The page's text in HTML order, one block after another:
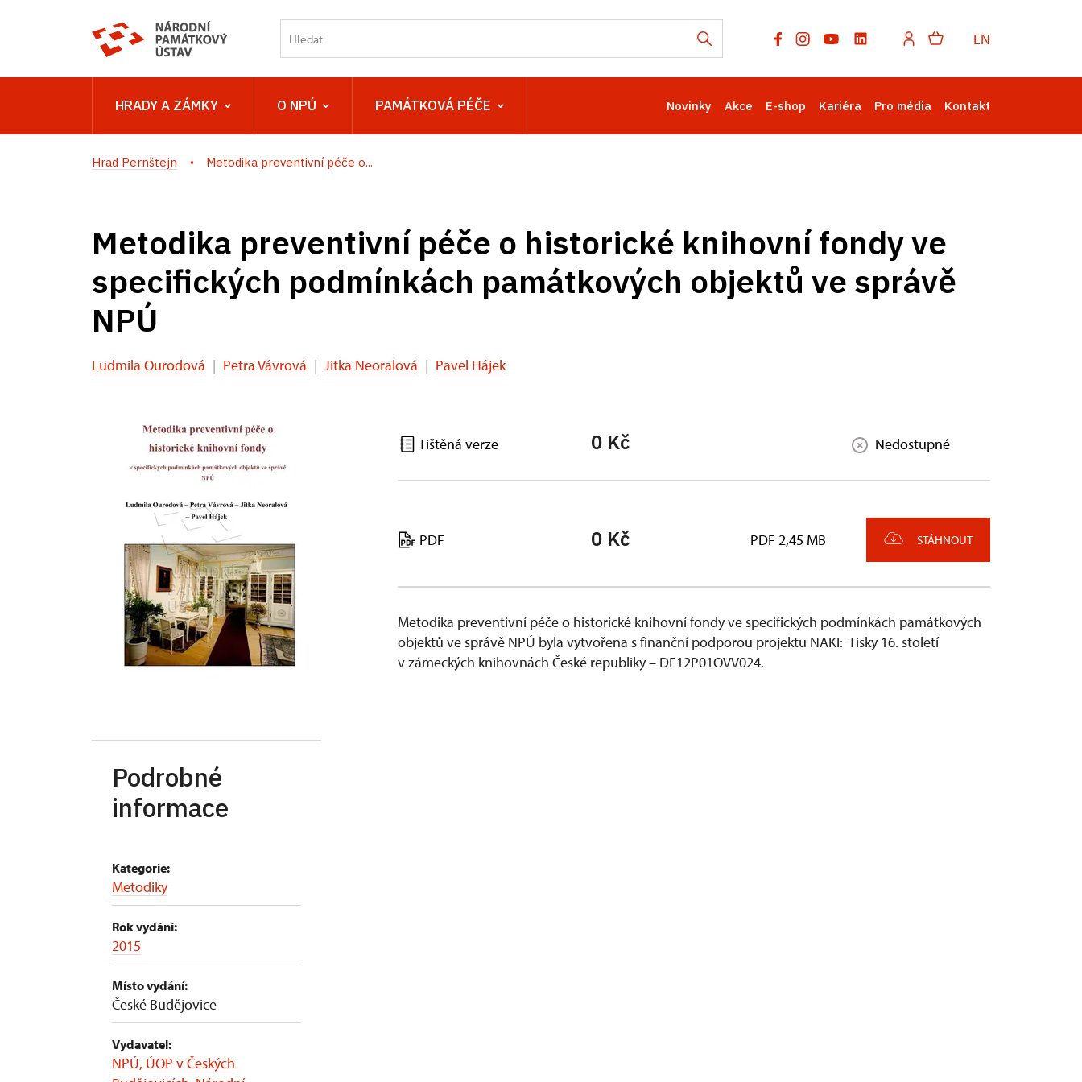
EN
HRADY A ZÁMKY O NPÚ PAMÁTKOVÁ PÉČE Novinky Akce E-shop Kariéra Pro média Kontakt
Hrad Pernštejn Metodika preventivní péče o...
Metodika preventivní péče o historické knihovní fondy ve
specifických podmínkách památkových objektů ve správě
NPÚ
Ludmila Ourodová | Petra Vávrová | Jitka Neoralová | Pavel Hájek
Podrobné
informace
Kategorie:
Metodiky
Rok vydání:
2015
Místo vydání:
České Budějovice
Vydavatel:
NPÚ, ÚOP v Českých
Tištěná verze 0 Kč Nedostupné
PDF 0 Kč PDF 2,45 MB STÁHNOUT
Metodika preventivní péče o historické knihovní fondy ve specifických podmínkách památkových
objektů ve správě NPÚ byla vytvořena s finanční podporou projektu NAKI: Tisky 16. století
v zámeckých knihovnách České republiky – DF12P01OVV024.